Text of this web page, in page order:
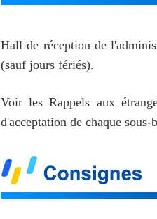
Hall de réception de
(sauf jours fériés).
Voir les Rappels aux
d'acceptation de chaque sous-